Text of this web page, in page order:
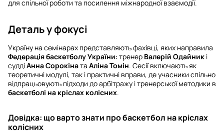
для спільної роботи та посилення міжнародної взаємодії.
Деталь у фокусі
Україну на семінарах представляють фахівці, яких направила
Федерація баскетболу України: тренер Валерій Одайник і
суддіАнна Сорокіната Аліна Томін. Сесії включають як
теоретичні модулі, так і практичні вправи, де учасники спільно
відпрацьовують підходи до арбітражу і тренерської методики в
баскетболі на кріслах колісних.
Довідка: що варто знати про баскетбол на кріслах
колісних